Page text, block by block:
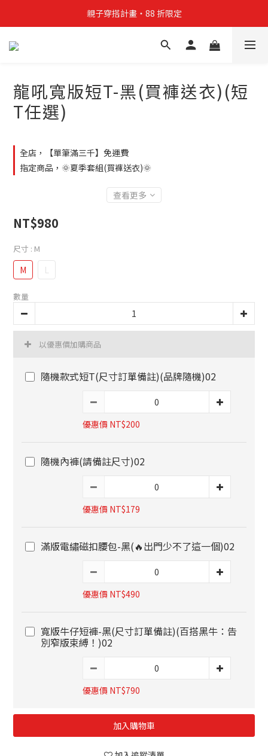
親子穿搭計畫・88 折限定
親子穿搭計畫・88 折限定
貼身補貨計畫  任選 6 件 $888
親子穿搭計畫・88 折限定
龍吼寬版短T-黑(買褲送衣)(短
T任選)
全店，【單筆滿三千】免運費
指定商品，🌞夏季套組(買褲送衣)🌞
查看更多
NT$980
尺寸 : M
M L
數量
以優惠價加購商品
隨機款式短T(尺寸訂單備註)(品牌隨機)02
優惠價 NT$200
隨機內褲(請備註尺寸)02
優惠價 NT$179
滿版電繡磁扣腰包-黑(🔥出門少不了這一個)02
優惠價 NT$490
寬版牛仔短褲-黑(尺寸訂單備註)(百搭黑牛：告
別窄版束縛！)02
優惠價 NT$790
加入購物車